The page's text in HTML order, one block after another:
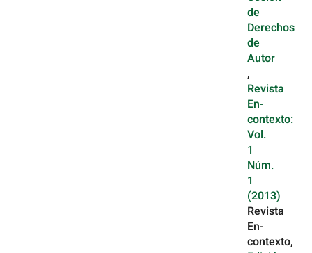
de
Derechos
de
Autor
,
Revista
En-
contexto:
Vol.
1
Núm.
1
(2013)
Revista
En-
contexto,